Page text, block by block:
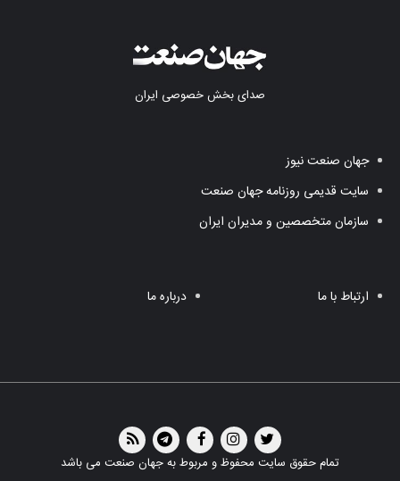
صدای بخش خصوصی ایران
جهان صنعت نیوز
سایت قدیمی روزنامه جهان صنعت
سازمان متخصصین و مدیران ایران
ارتباط با ما درباره ما
تمام حقوق سایت محفوظ و مربوط به جهان صنعت می باشد